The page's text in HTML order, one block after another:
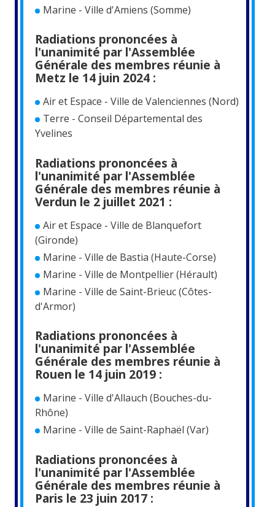
Marine - Ville d'Amiens (Somme)
Radiations prononcées à
l'unanimité par l'Assemblée
Générale des membres réunie à
Metz le 14 juin 2024 :
Air et Espace - Ville de Valenciennes (Nord)
Terre - Conseil Départemental des
Yvelines
Radiations prononcées à
l'unanimité par l'Assemblée
Générale des membres réunie à
Verdun le 2 juillet 2021 :
Air et Espace - Ville de Blanquefort
(Gironde)
Marine - Ville de Bastia (Haute-Corse)
Marine - Ville de Montpellier (Hérault)
Marine - Ville de Saint-Brieuc (Côtes-
d'Armor)
Radiations prononcées à
l'unanimité par l'Assemblée
Générale des membres réunie à
Rouen le 14 juin 2019 :
Marine - Ville d'Allauch (Bouches-du-
Rhône)
Marine - Ville de Saint-Raphaël (Var)
Radiations prononcées à
l'unanimité par l'Assemblée
Générale des membres réunie à
Paris le 23 juin 2017 :